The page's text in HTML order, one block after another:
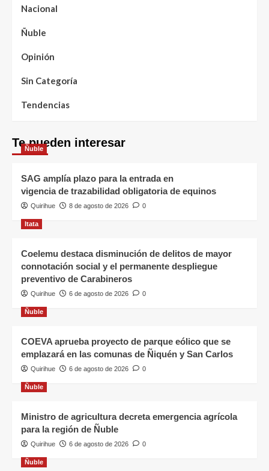
Nacional
Ñuble
Opinión
Sin Categoría
Tendencias
Te pueden interesar
Ñuble
SAG amplía plazo para la entrada en
vigencia de trazabilidad obligatoria de equinos
Quirihue 8 de agosto de 2026 0
Itata
Coelemu destaca disminución de delitos de mayor
connotación social y el permanente despliegue
preventivo de Carabineros
Quirihue 6 de agosto de 2026 0
Ñuble
COEVA aprueba proyecto de parque eólico que se
emplazará en las comunas de Ñiquén y San Carlos
Quirihue 6 de agosto de 2026 0
Ñuble
Ministro de agricultura decreta emergencia agrícola
para la región de Ñuble
Quirihue 6 de agosto de 2026 0
Ñuble